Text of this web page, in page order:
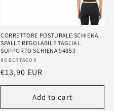
CORRETTORE POSTURALE SCHIENA
SPALLE REGOLABILE TAGLIA L
SUPPORTO SCHIENA 94853
Vendor:
ROBERTAGOR
Regular
price
€13,90 EUR
Add to cart